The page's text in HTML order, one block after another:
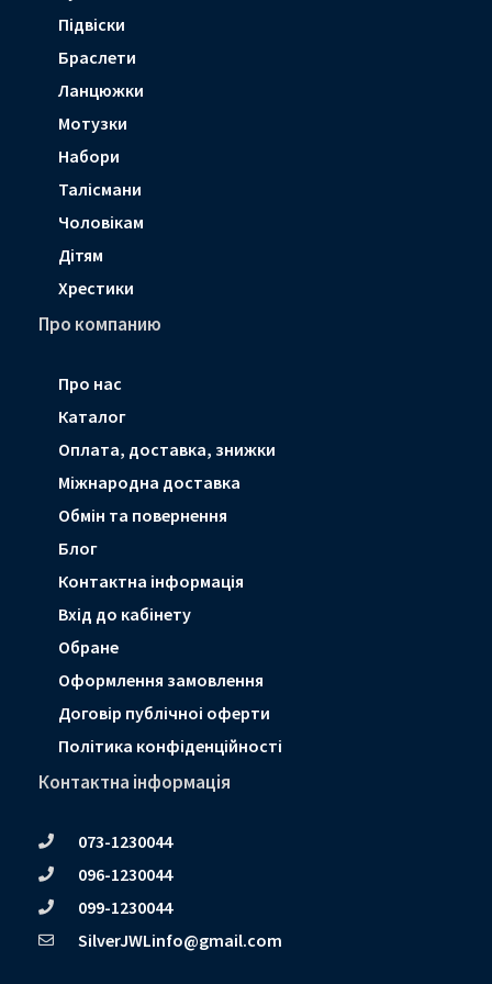
Підвіски
Браслети
Ланцюжки
Мотузки
Набори
Талісмани
Чоловікам
Дітям
Хрестики
Про компанию
Про нас
Каталог
Оплата, доставка, знижки
Мiжнародна доставка
Обмін та повернення
Блог
Контактна інформація
Вхід до кабінету
Обране
Оформлення замовлення
Договір публічноі оферти
Політика конфіденційності
Контактна інформація
073-1230044
096-1230044
099-1230044
SilverJWLinfo@gmail.com